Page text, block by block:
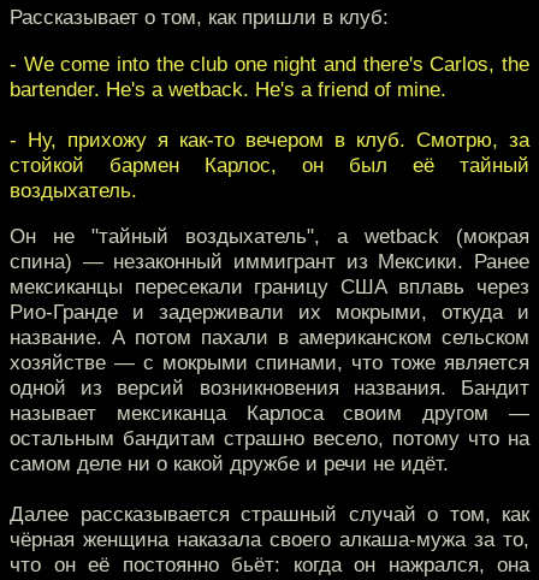
Рассказывает о том, как пришли в клуб:
- We come into the club one night and there's Carlos, the
bartender. He's a wetback. He's a friend of mine.
- Ну, прихожу я как-то вечером в клуб. Смотрю, за
стойкой бармен Карлос, он был её тайный
воздыхатель.
Он не "тайный воздыхатель", а wetback (мокрая
спина) — незаконный иммигрант из Мексики. Ранее
мексиканцы пересекали границу США вплавь через
Рио-Гранде и задерживали их мокрыми, откуда и
название. А потом пахали в американском сельском
хозяйстве — с мокрыми спинами, что тоже является
одной из версий возникновения названия. Бандит
называет мексиканца Карлоса своим другом —
остальным бандитам страшно весело, потому что на
самом деле ни о какой дружбе и речи не идёт.
Далее рассказывается страшный случай о том, как
чёрная женщина наказала своего алкаша-мужа за то,
что он её постоянно бьёт: когда он нажрался, она